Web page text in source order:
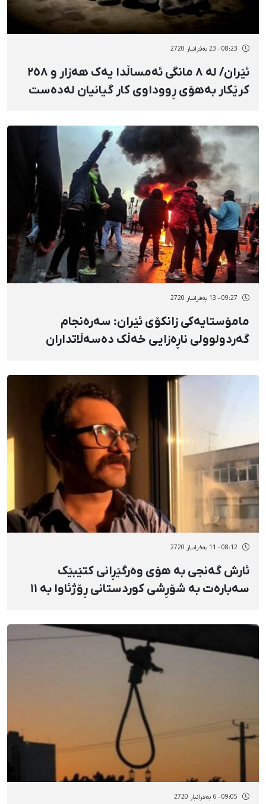
08:23 - 23 بەفرانبار 2720
ئێران/ لە ٨ مانگی ئەمساڵدا یەک هەزار و ٢٥٨
کرێکار بەهۆی ڕووداوی کار گیانیان لەدەست
09:27 - 13 بەفرانبار 2720
مامۆستایەکی زانکۆی ئێران: سەرەنجام
گەردولوولی ناڕەزایی خەڵک دەسەڵاتداران
08:12 - 11 بەفرانبار 2720
ئارش گەنجی بە هۆی وەرگێڕانی کتێبێک
سەبارەت بە شۆڕشی کوردستانی ڕۆژئاوا بە ١١
09:05 - 6 بەفرانبار 2720